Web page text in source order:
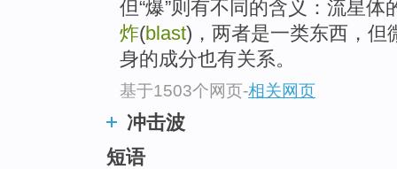
但“爆”则有不同的含义：流星体
炸(blast)，两者是一类东西，但
身的成分也有关系。
基于1503个网页-相关网页
冲击波
短语